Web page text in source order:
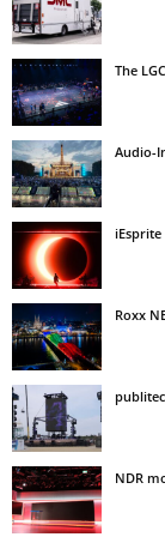
The
Audio-
Roxx
NDR